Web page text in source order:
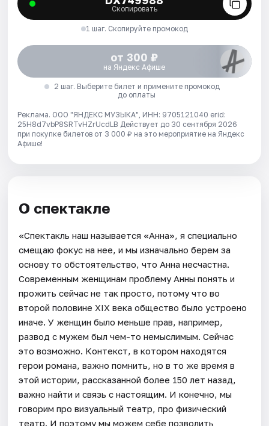
Скопировать
1 шаг. Скопируйте промокод
от 300 ₽
на Яндекс Афише
2 шаг. Выберите билет и примените промокод
до оплаты
Реклама. ООО "ЯНДЕКС МУЗЫКА", ИНН: 9705121040 erid:
25H8d7vbP8SRTvHZrUcdLB Действует до 30 сентября 2026
при покупке билетов от 3 000 ₽ на это мероприятие на Яндекс
Афише!
О спектакле
«Спектакль наш называется «Анна», я специально
смещаю фокус на нее, и мы изначально берем за
основу то обстоятельство, что Анна несчастна.
Современным женщинам проблему Анны понять и
прожить сейчас не так просто, потому что во
второй половине XIX века общество было устроено
иначе. У женщин было меньше прав, например,
развод с мужем был чем-то немыслимым. Сейчас
это возможно. Контекст, в котором находятся
герои романа, важно помнить, но в то же время в
этой истории, рассказанной более 150 лет назад,
важно найти и связь с настоящим. И конечно, мы
говорим про визуальный театр, про физический
театр. И поэтому мы можем себе позволить